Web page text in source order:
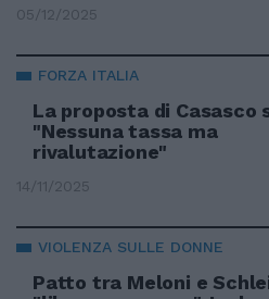
05/12/2025
FORZA ITALIA
La proposta di Casasco
"Nessuna tassa ma
rivalutazione"
14/11/2025
VIOLENZA SULLE DONNE
Patto tra Meloni e